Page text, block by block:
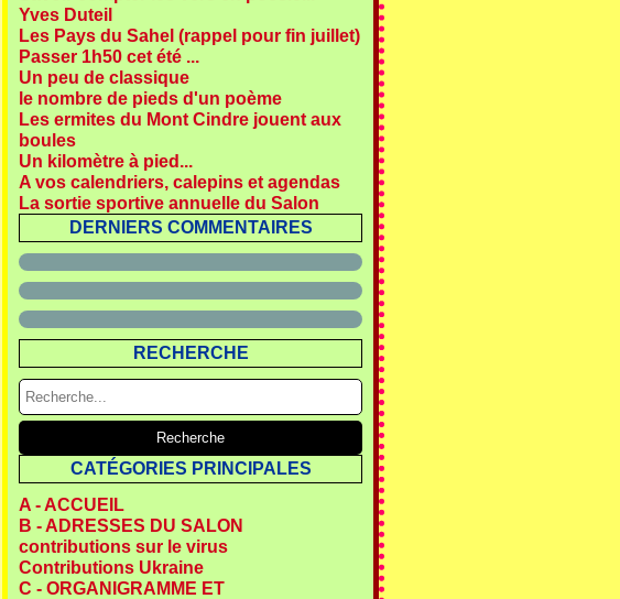
Yves Duteil
Les Pays du Sahel (rappel pour fin juillet)
Passer 1h50 cet été ...
Un peu de classique
le nombre de pieds d'un poème
Les ermites du Mont Cindre jouent aux
boules
Un kilomètre à pied...
A vos calendriers, calepins et agendas
La sortie sportive annuelle du Salon
DERNIERS COMMENTAIRES
RECHERCHE
CATÉGORIES PRINCIPALES
A - ACCUEIL
B - ADRESSES DU SALON
contributions sur le virus
Contributions Ukraine
C - ORGANIGRAMME ET